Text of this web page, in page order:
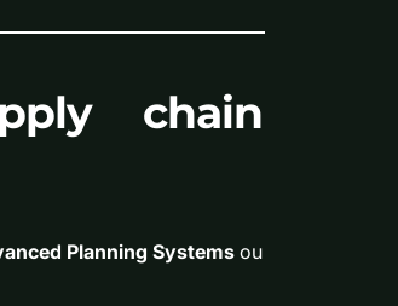
chain
Planning Systemsou